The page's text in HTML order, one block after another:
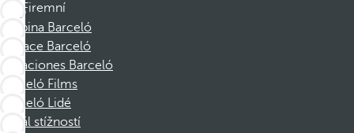
Firemní
Skupina Barceló
Nadace Barceló
Vacaciones Barceló
Barceló Films
Barceló Lidé
Kanál stížností